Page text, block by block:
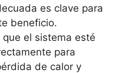
es clave para
beneficio.
el sistema esté
para
de calor y